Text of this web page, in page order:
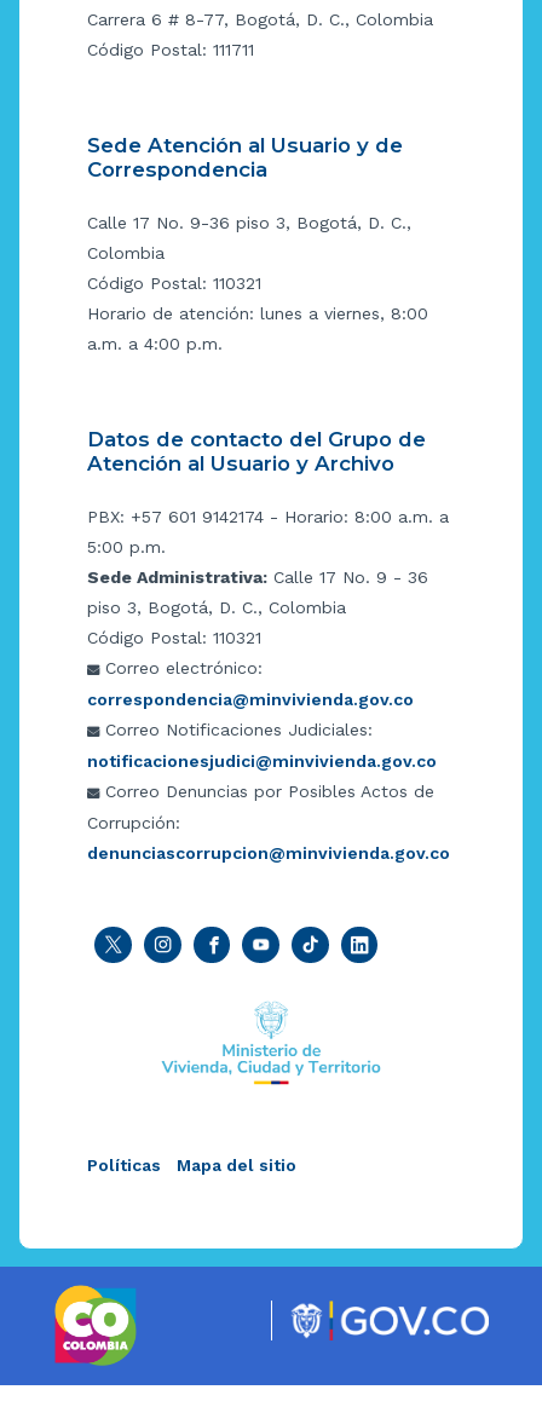
Carrera 6 # 8-77, Bogotá, D. C., Colombia
Código Postal: 111711
Sede Atención al Usuario y de
Correspondencia
Calle 17 No. 9-36 piso 3, Bogotá, D. C.,
Colombia
Código Postal: 110321
Horario de atención: lunes a viernes, 8:00
a.m. a 4:00 p.m.
Datos de contacto del Grupo de
Atención al Usuario y Archivo
PBX: +57 601 9142174 - Horario: 8:00 a.m. a
5:00 p.m.
Sede Administrativa: Calle 17 No. 9 - 36
piso 3, Bogotá, D. C., Colombia
Código Postal: 110321
Correo electrónico:
correspondencia@minvivienda.gov.co
Correo Notificaciones Judiciales:
notificacionesjudici@minvivienda.gov.co
Correo Denuncias por Posibles Actos de
Corrupción:
denunciascorrupcion@minvivienda.gov.co
Políticas Mapa del sitio